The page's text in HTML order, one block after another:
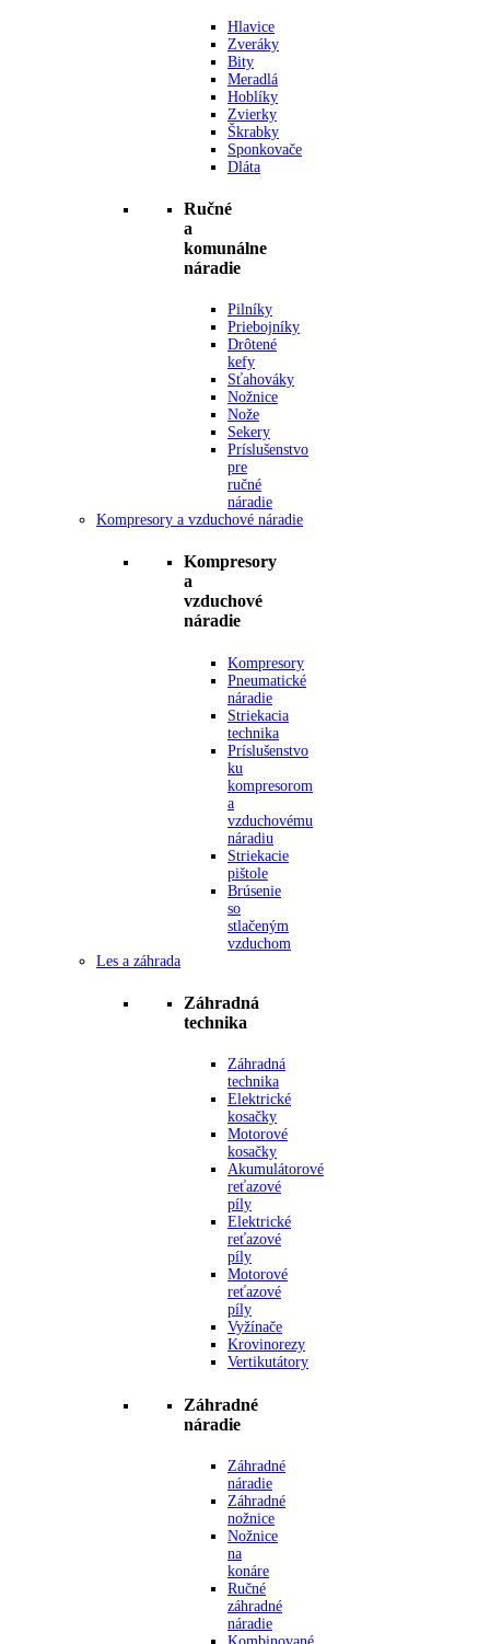
Hlavice
Zveráky
Bity
Meradlá
Hoblíky
Zvierky
Škrabky
Sponkovače
Dláta
Ručné
a
komunálne
náradie
Pilníky
Priebojníky
Drôtené
kefy
Sťahováky
Nožnice
Nože
Sekery
Príslušenstvo
pre
ručné
náradie
Kompresory a vzduchové náradie
Kompresory
a
vzduchové
náradie
Kompresory
Pneumatické
náradie
Striekacia
technika
Príslušenstvo
ku
kompresorom
a
vzduchovému
náradiu
Striekacie
pištole
Brúsenie
so
stlačeným
vzduchom
Les a záhrada
Záhradná
technika
Záhradná
technika
Elektrické
kosačky
Motorové
kosačky
Akumulátorové
reťazové
píly
Elektrické
reťazové
píly
Motorové
reťazové
píly
Vyžínače
Krovinorezy
Vertikutátory
Záhradné
náradie
Záhradné
náradie
Záhradné
nožnice
Nožnice
na
konáre
Ručné
záhradné
náradie